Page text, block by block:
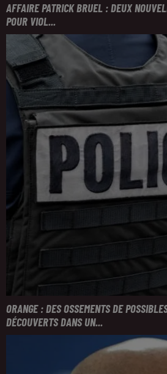
AFFAIRE PATRICK BRUEL : DEUX
POUR VIOL...
ORANGE : DES OSSEMENTS DE
DÉCOUVERTS DANS UN...